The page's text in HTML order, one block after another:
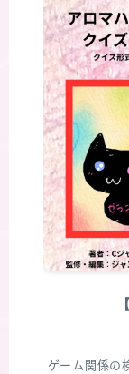
ゲーム関係の